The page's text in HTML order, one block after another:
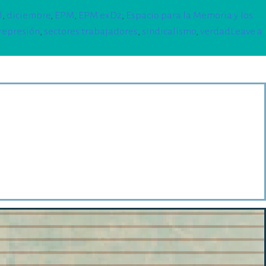
, diciembre, EPM, EPM exD2, Espacio para la Memoria y los
, sectores trabajadores, sindicalismo, verdad Leave a